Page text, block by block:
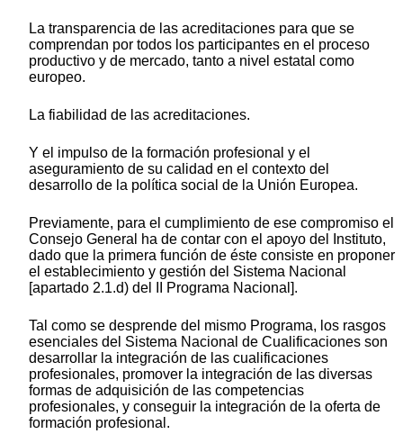
La transparencia de las acreditaciones para que se
comprendan por todos los participantes en el proceso
productivo y de mercado, tanto a nivel estatal como
europeo.
La fiabilidad de las acreditaciones.
Y el impulso de la formación profesional y el
aseguramiento de su calidad en el contexto del
desarrollo de la política social de la Unión Europea.
Previamente, para el cumplimiento de ese compromiso el
Consejo General ha de contar con el apoyo del Instituto,
dado que la primera función de éste consiste en proponer
el establecimiento y gestión del Sistema Nacional
[apartado 2.1.d) del II Programa Nacional].
Tal como se desprende del mismo Programa, los rasgos
esenciales del Sistema Nacional de Cualificaciones son
desarrollar la integración de las cualificaciones
profesionales, promover la integración de las diversas
formas de adquisición de las competencias
profesionales, y conseguir la integración de la oferta de
formación profesional.